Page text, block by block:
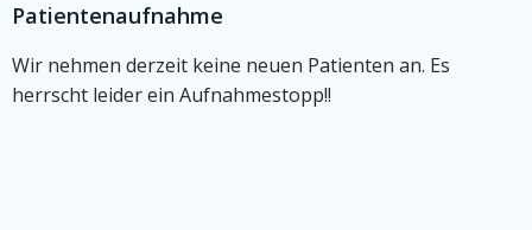
Patientenaufnahme
Wir nehmen derzeit keine neuen Patienten an. Es
herrscht leider ein Aufnahmestopp!!